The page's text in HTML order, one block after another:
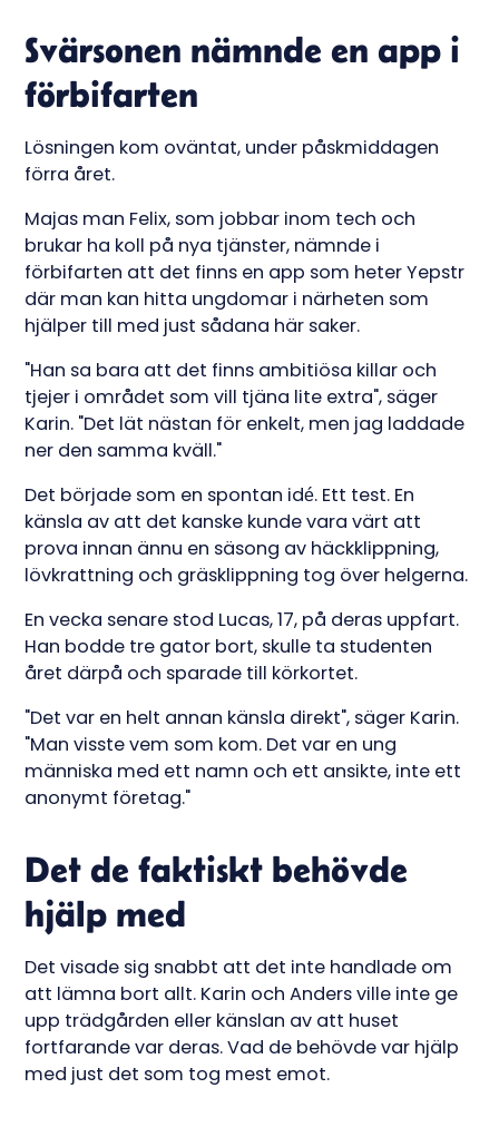
Svärsonen nämnde en app i
förbifarten
Lösningen kom oväntat, under påskmiddagen
förra året.
Majas man Felix, som jobbar inom tech och
brukar ha koll på nya tjänster, nämnde i
förbifarten att det finns en app som heter Yepstr
där man kan hitta ungdomar i närheten som
hjälper till med just sådana här saker.
"Han sa bara att det finns ambitiösa killar och
tjejer i området som vill tjäna lite extra", säger
Karin. "Det lät nästan för enkelt, men jag laddade
ner den samma kväll."
Det började som en spontan idé. Ett test. En
känsla av att det kanske kunde vara värt att
prova innan ännu en säsong av häckklippning,
lövkrattning och gräsklippning tog över helgerna.
En vecka senare stod Lucas, 17, på deras uppfart.
Han bodde tre gator bort, skulle ta studenten
året därpå och sparade till körkortet.
"Det var en helt annan känsla direkt", säger Karin.
"Man visste vem som kom. Det var en ung
människa med ett namn och ett ansikte, inte ett
anonymt företag."
Det de faktiskt behövde
hjälp med
Det visade sig snabbt att det inte handlade om
att lämna bort allt. Karin och Anders ville inte ge
upp trädgården eller känslan av att huset
fortfarande var deras. Vad de behövde var hjälp
med just det som tog mest emot.